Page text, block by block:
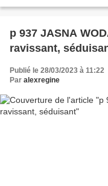
p 937 JASNA
ravissant,
Publié le 28/03/2023 à 11:22
Par alexregine